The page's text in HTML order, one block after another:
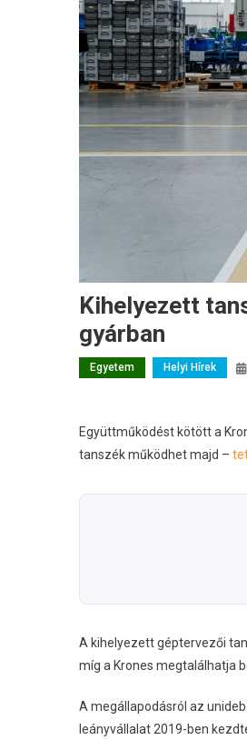
Kihelyezett
gyárban
Egyetem Helyi Hírek
Együttműködést kötött a
tanszék működhet majd –
A kihelyezett géptervezői
míg a Krones megtalálhatja
A megállapodásról az
leányvállalat 2019-ben